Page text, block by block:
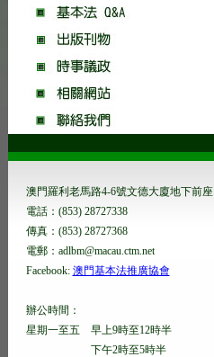
澳門羅利老馬路4-6號文德大廈地下前座
電話：(853) 28727338
傳真：(853) 28727368
電郵：adlbm@macau.ctm.net
Facebook: 澳門基本法推廣協會
辦公時間：
星期一至五 早上9時至12時半
下午2時至5時半